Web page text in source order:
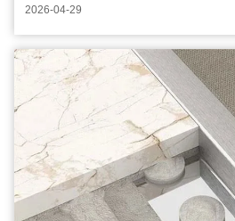
2026-04-29